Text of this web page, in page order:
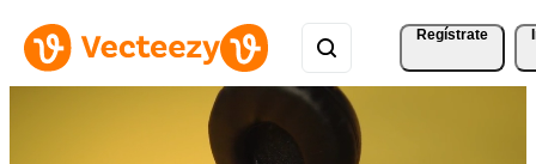
Regístrate